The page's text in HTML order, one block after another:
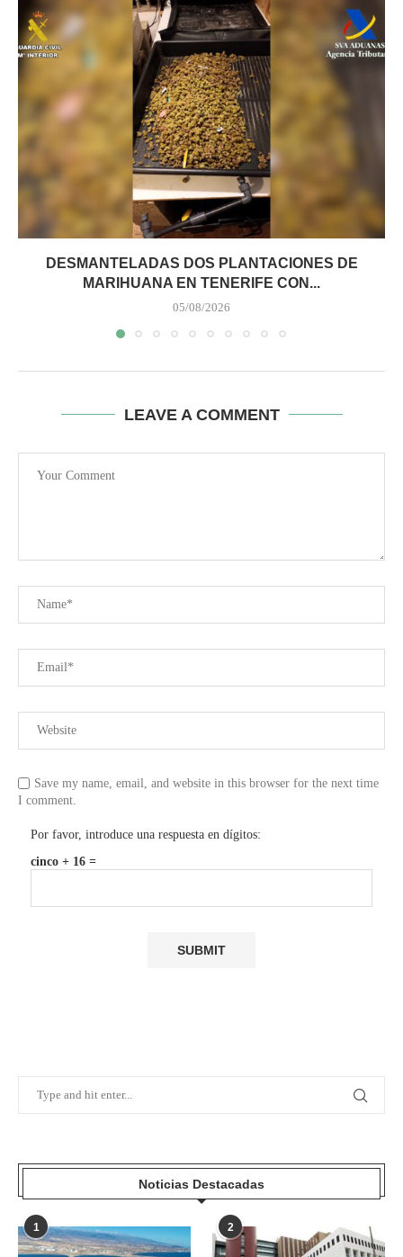
DESMANTELADAS DOS PLANTACIONES DE
MARIHUANA EN TENERIFE CON...
05/08/2026
LEAVE A COMMENT
Save my name, email, and website in this browser for the next time
I comment.
Por favor, introduce una respuesta en dígitos:
cinco + 16 =
Noticias Destacadas
1 2